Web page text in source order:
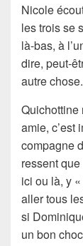
Nicole
les trois se
là-bas, à
dire, peut-
autre chose.
Quichottine
amie, c’est
compagne
ressent
ici ou là, y
aller tous
si
un bon